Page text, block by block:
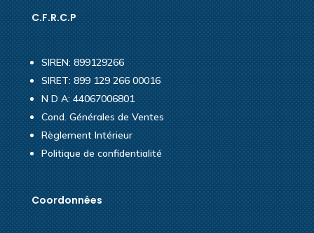
C.F.R.C.P
SIREN: 899129266
SIRET: 899 129 266 00016
N D A: 44067006801
Cond. Générales de Ventes
Règlement Intérieur
Politique de confidentialité
Coordonnées